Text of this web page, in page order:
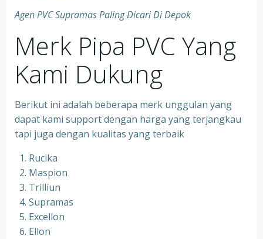
Agen PVC Supramas Paling Dicari Di Depok
Merk Pipa PVC Yang
Kami Dukung
Berikut ini adalah beberapa merk unggulan yang
dapat kami support dengan harga yang terjangkau
tapi juga dengan kualitas yang terbaik
Rucika
Maspion
Trilliun
Supramas
Excellon
Ellon